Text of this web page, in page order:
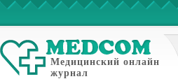
Медицинский онлайн
журнал